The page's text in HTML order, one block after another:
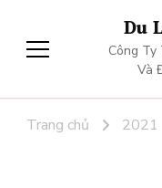
Du
Công Ty
Và
Trang chủ 2021